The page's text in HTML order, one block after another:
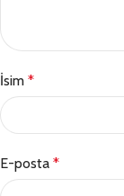
İsim *
E-posta *